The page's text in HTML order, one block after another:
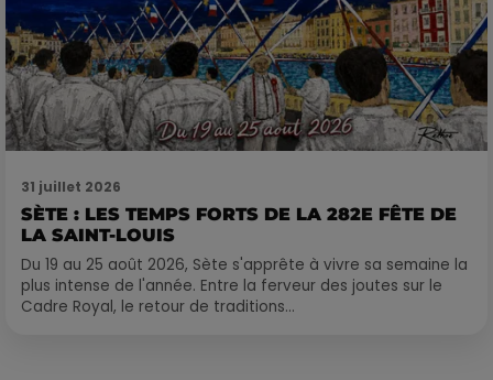
31 juillet 2026
SÈTE : LES TEMPS FORTS DE LA 282E FÊTE DE
LA SAINT-LOUIS
Du 19 au 25 août 2026, Sète s'apprête à vivre sa semaine la
plus intense de l'année. Entre la ferveur des joutes sur le
Cadre Royal, le retour de traditions...